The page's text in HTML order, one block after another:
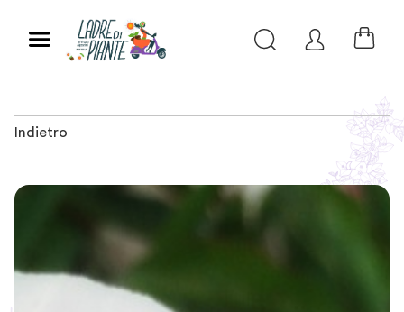
Indietro
Slide 1 of 7